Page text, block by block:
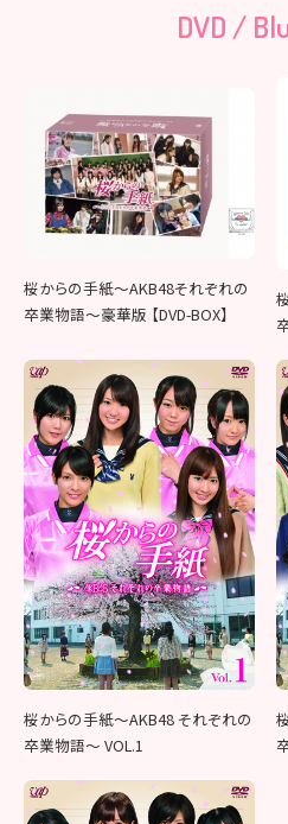
DVD /
桜からの手紙〜AKB48それぞれの
卒業物語〜豪華版 【DVD-BOX】
桜からの手紙～AKB48 それぞれの
卒業物語～ VOL.1